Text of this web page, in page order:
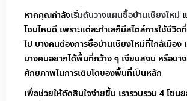
หากคุณกำลังเริ่มต้นวางแผนซื้อบ้านเชียงใหม่
โซนไหนดี เพราะแต่ละทำเลก็มีสไตล์การใช้ชีวิ
ไป บางคนต้องการซื้อบ้านเชียงใหม่ที่ใกล้เมือง
บางคนอยากได้พื้นที่กว้าง ๆ เงียบสงบ หรือบา
ศักยภาพในการเติบโตของพื้นที่เป็นหลัก
เพื่อช่วยให้ตัดสินใจง่ายขึ้น เรารวบรวม 4 โซน